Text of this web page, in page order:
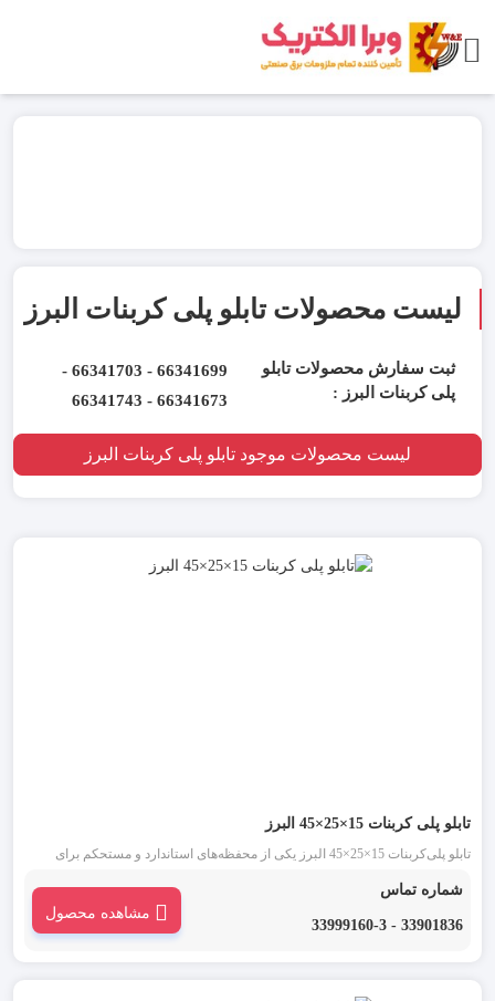
لیست محصولات تابلو پلی کربنات البرز
ثبت سفارش محصولات تابلو
پلی کربنات البرز :
66341699 - 66341703 -
66341673 - 66341743
لیست محصولات موجود تابلو پلی کربنات البرز
تابلو پلی‌ کربنات 15×25×45 البرز
تابلو پلی‌کربنات 15×25×45 البرز یکی از محفظه‌های استاندارد و مستحکم برای
دقیق صنعتی تولید شده. این محصول به‌خوبی پاسخگوی نیاز پروژه‌هایی‌ست که در
شماره تماس
33901836 - 33999160-3
مشاهده محصول